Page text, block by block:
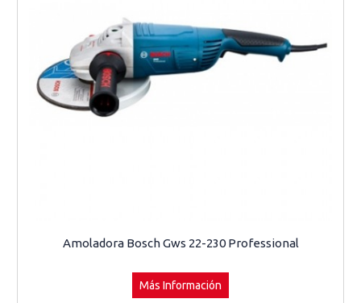
Amoladora Bosch Gws 22-230 Professional
Más Información